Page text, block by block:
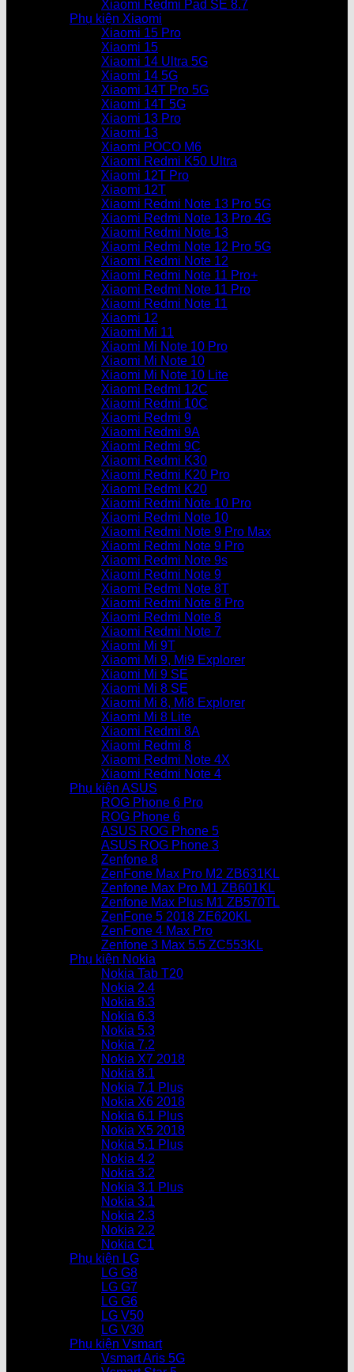
Xiaomi Redmi Pad SE 8.7
Phụ kiện Xiaomi
Xiaomi 15 Pro
Xiaomi 15
Xiaomi 14 Ultra 5G
Xiaomi 14 5G
Xiaomi 14T Pro 5G
Xiaomi 14T 5G
Xiaomi 13 Pro
Xiaomi 13
Xiaomi POCO M6
Xiaomi Redmi K50 Ultra
Xiaomi 12T Pro
Xiaomi 12T
Xiaomi Redmi Note 13 Pro 5G
Xiaomi Redmi Note 13 Pro 4G
Xiaomi Redmi Note 13
Xiaomi Redmi Note 12 Pro 5G
Xiaomi Redmi Note 12
Xiaomi Redmi Note 11 Pro+
Xiaomi Redmi Note 11 Pro
Xiaomi Redmi Note 11
Xiaomi 12
Xiaomi Mi 11
Xiaomi Mi Note 10 Pro
Xiaomi Mi Note 10
Xiaomi Mi Note 10 Lite
Xiaomi Redmi 12C
Xiaomi Redmi 10C
Xiaomi Redmi 9
Xiaomi Redmi 9A
Xiaomi Redmi 9C
Xiaomi Redmi K30
Xiaomi Redmi K20 Pro
Xiaomi Redmi K20
Xiaomi Redmi Note 10 Pro
Xiaomi Redmi Note 10
Xiaomi Redmi Note 9 Pro Max
Xiaomi Redmi Note 9 Pro
Xiaomi Redmi Note 9s
Xiaomi Redmi Note 9
Xiaomi Redmi Note 8T
Xiaomi Redmi Note 8 Pro
Xiaomi Redmi Note 8
Xiaomi Redmi Note 7
Xiaomi Mi 9T
Xiaomi Mi 9, Mi9 Explorer
Xiaomi Mi 9 SE
Xiaomi Mi 8 SE
Xiaomi Mi 8, Mi8 Explorer
Xiaomi Mi 8 Lite
Xiaomi Redmi 8A
Xiaomi Redmi 8
Xiaomi Redmi Note 4X
Xiaomi Redmi Note 4
Phụ kiện ASUS
ROG Phone 6 Pro
ROG Phone 6
ASUS ROG Phone 5
ASUS ROG Phone 3
Zenfone 8
ZenFone Max Pro M2 ZB631KL
Zenfone Max Pro M1 ZB601KL
Zenfone Max Plus M1 ZB570TL
ZenFone 5 2018 ZE620KL
ZenFone 4 Max Pro
Zenfone 3 Max 5.5 ZC553KL
Phụ kiện Nokia
Nokia Tab T20
Nokia 2.4
Nokia 8.3
Nokia 6.3
Nokia 5.3
Nokia 7.2
Nokia X7 2018
Nokia 8.1
Nokia 7.1 Plus
Nokia X6 2018
Nokia 6.1 Plus
Nokia X5 2018
Nokia 5.1 Plus
Nokia 4.2
Nokia 3.2
Nokia 3.1 Plus
Nokia 3.1
Nokia 2.3
Nokia 2.2
Nokia C1
Phụ kiện LG
LG G8
LG G7
LG G6
LG V50
LG V30
Phụ kiện Vsmart
Vsmart Aris 5G